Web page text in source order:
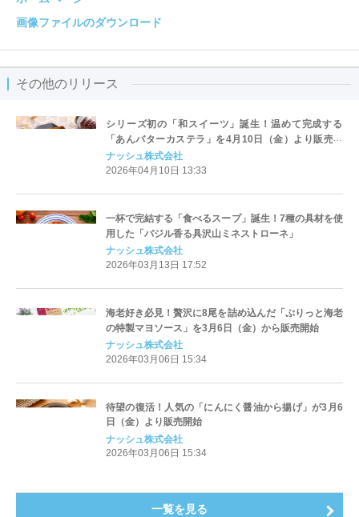
画像ファイルのダウンロード
その他のリリース
シリーズ初の「和スイーツ」誕生！温めて完成する
「あんバターカステラ」を4月10日（金）より販売開
始
ナッシュ株式会社
2026年04月10日 13:33
一杯で完結する「食べるスープ」誕生！7種の具材を使
用した「バジル香る具沢山ミネストローネ」
ナッシュ株式会社
2026年03月13日 17:52
海老好き必見！贅沢に8尾を詰め込んだ「ぷりっと海老
の特製マヨソース」を3月6日（金）から販売開始
ナッシュ株式会社
2026年03月06日 15:34
待望の復活！人気の「にんにく醤油から揚げ」が3月6
日（金）より販売開始
ナッシュ株式会社
2026年03月06日 15:34
一覧を見る